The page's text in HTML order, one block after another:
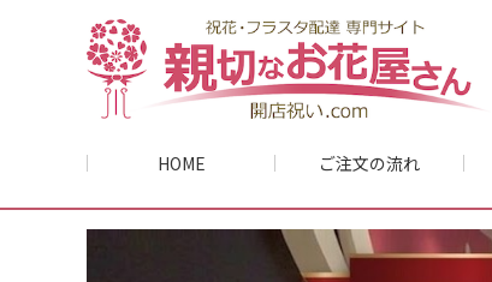
HOME ご注文の流れ